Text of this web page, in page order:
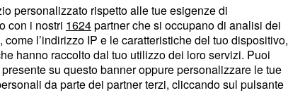
personalizzato rispetto alle tue esigenze di
con i nostri 1624partner che si occupano di analisi dei
l’indirizzo IP e le caratteristiche del tuo dispositivo,
hanno raccolto dal tuo utilizzo dei loro servizi. Puoi
presente su questo banner oppure personalizzare le tue
da parte dei partner terzi, cliccando sul pulsante